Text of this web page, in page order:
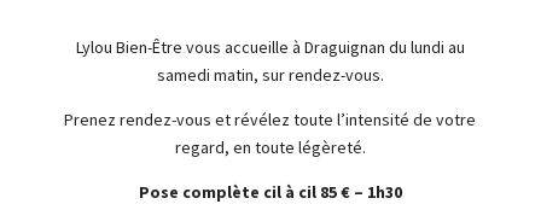
Lylou Bien-Être vous accueille à Draguignan du lundi au
samedi matin, sur rendez-vous.
Prenez rendez-vous et révélez toute l’intensité de votre
regard, en toute légèreté.
Pose complète cil à cil 85 € – 1h30